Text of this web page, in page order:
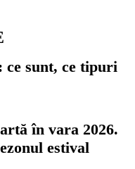
ce sunt, ce tipuri
în vara 2026.
estival